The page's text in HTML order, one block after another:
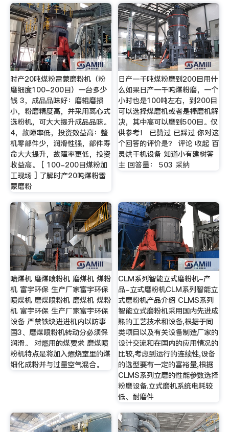
时产20吨煤粉雷蒙磨粉机（粉
磨细度100-200目）一台多少
钱 3，成品品味好：磨辊磨损
小，粉磨精度高，并采用离心式
选粉机，可大大提升成品品味。
4，故障率低，投资效益高：整
机零部件少，润滑性强，部件寿
命大大提升，故障率更低，投资
收益高。 [ 100-200目煤粉加
工现场 ] 了解时产20吨煤粉雷
蒙磨粉
日产一千吨煤粉磨到200目用什
么如果日产一千吨煤粉磨，一个
小时也是100吨左右，到200目
可以选择煤磨机或者是棒磨机解
决，其中高可以磨到500目。仅
供参考！ 已赞过 已踩过 你对这
个回答的评价是？ 评论 收起 百
灵烘干机设备 知道小有建树答
主 回答量： 503 采纳
喷煤机 磨煤喷粉机 磨煤机 煤粉
机 富宇环保 生产厂家富宇环保
喷煤机 磨煤喷粉机 磨煤机 煤粉
机 富宇环保 生产厂家富宇环保
设备 严禁铁块进进机内以防事
国3、磨煤喷粉机转动分必须保
润滑。 对燃用的煤要求 磨煤喷
粉机特点是将加入燃烧室里的煤
细化成粉并与过量空气混合。
CLM系列智能立式磨粉机-产
品-立式磨粉机CLM系列智能立
式磨粉机产品介绍 CLMS系列
智能立式磨粉机采用国内先进成
熟的工艺技术和设备,根据于同
类项目以及有关设备制造厂家的
设计交流和在国内的应用情况的
比较,考虑到运行的连续性,设备
的选型要有一定的富裕量,根据
CLMS系列立磨的性能参数选择
粉磨设备.立式磨机系统电耗较
低、耐磨件